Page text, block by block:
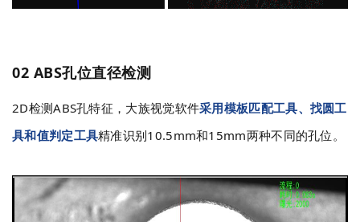
02 ABS孔位直径检测
2D检测ABS孔特征，大族视觉软件采用模板匹配工具、找圆工
具和值判定工具精准识别10.5mm和15mm两种不同的孔位。